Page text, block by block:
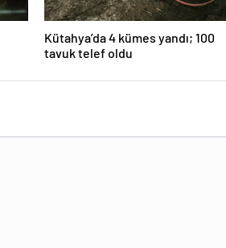
Kütahya’da 4 kümes yandı; 100
tavuk telef oldu